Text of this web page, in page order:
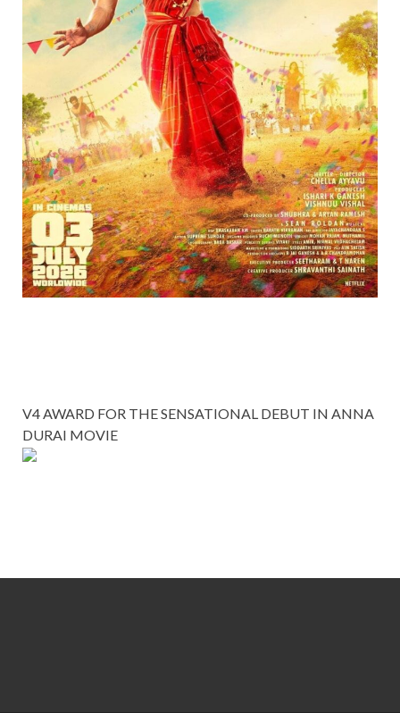
V4 AWARD FOR THE SENSATIONAL DEBUT IN ANNA
DURAI MOVIE